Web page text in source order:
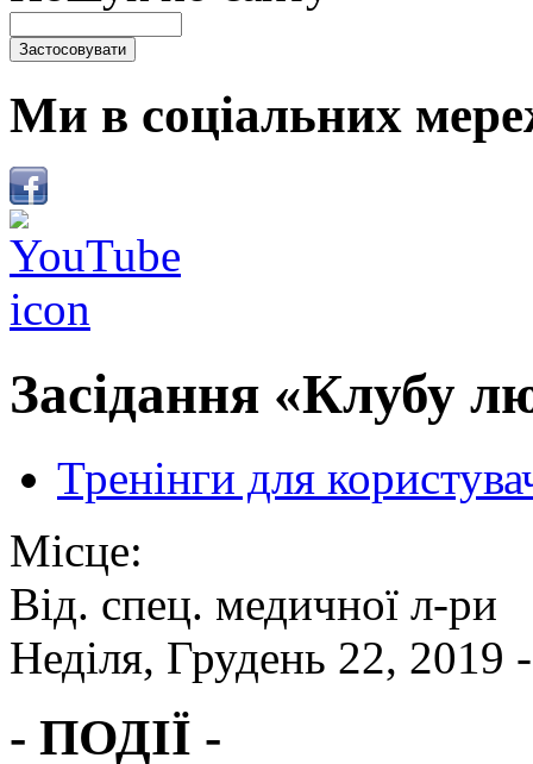
Ми в соціальних
Засідання «Клубу
Тренінги для
Місце:
Від. спец. медичної л-ри
Неділя, Грудень 22, 2019
- ПОДІЇ -